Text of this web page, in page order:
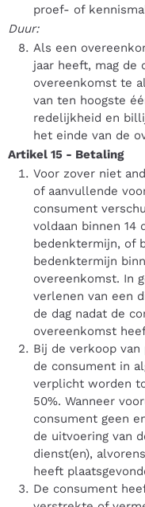
proef- of
Duur:
Als een
jaar heeft, mag de
overeenkomst te
van ten hoogste
redelijkheid en
het einde van de
Artikel 15 - Betaling
Voor zover niet
of aanvullende
consument
voldaan binnen 14
bedenktermijn, of
bedenktermijn
overeenkomst. In
verlenen van een
de dag nadat de
overeenkomst
Bij de verkoop
de consument in
verplicht worden
50%. Wanneer
consument geen
de uitvoering van
dienst(en),
heeft
De consument